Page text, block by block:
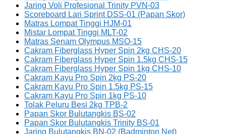
Jaring Voli Profesional Trinity PVN-03
Scoreboard Lari Sprint DSS-01 (Papan Skor)
Matras Lompat Tinggi HJM-01
Mistar Lompat Tinggi MLT-02
Matras Senam Olympus MSO-15
Cakram Fiberglass Hyper Spin 2kg CHS-20
Cakram Fiberglass Hyper Spin 1.5kg CHS-15
Cakram Fiberglass Hyper Spin 1kg CHS-10
Cakram Kayu Pro Spin 2kg PS-20
Cakram Kayu Pro Spin 1.5kg PS-15
Cakram Kayu Pro Spin 1kg PS-10
Tolak Peluru Besi 2kg TPB-2
Papan Skor Bulutangkis BS-02
Papan Skor Bulutangkis Trinity BS-01
Jaring Bulutangkis BN-02 (Badminton Net)